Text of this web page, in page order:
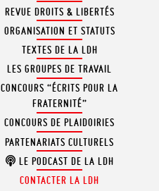
REVUE DROITS & LIBERTÉS
ORGANISATION ET STATUTS
TEXTES DE LA LDH
LES GROUPES DE TRAVAIL
CONCOURS “ÉCRITS POUR LA
FRATERNITÉ”
CONCOURS DE PLAIDOIRIES
PARTENARIATS CULTURELS
LE PODCAST DE LA LDH
CONTACTER LA LDH